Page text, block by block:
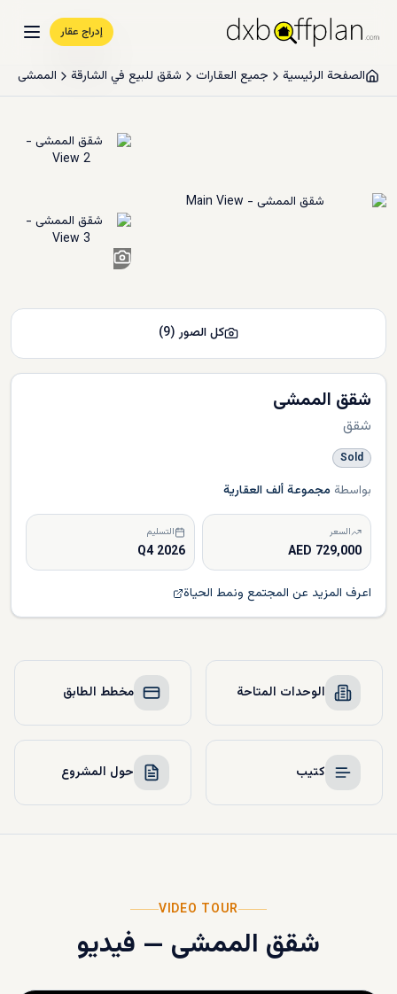
إدراج عقار
الصفحة الرئيسية جميع العقارات شقق للبيع في الشارقة الممشى
شقق الممشى
شقق
Sold
بواسطة مجموعة ألف العقارية
السعر
729,000 AED
التسليم
Q4 2026
اعرف المزيد عن المجتمع ونمط الحياة
كل الصور(
9
)
الوحدات المتاحة مخطط الطابق
كتيب حول المشروع
VIDEO TOUR
شقق الممشى — فيديو